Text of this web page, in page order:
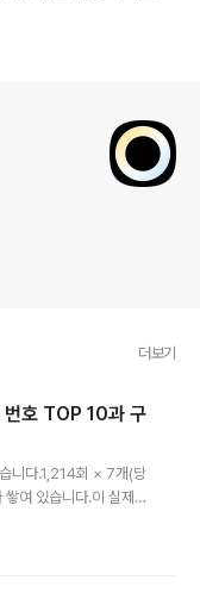
더보기
번호 TOP 10과 구
니다.1,214회 × 7개(당
여 있습니다.이 실제
보너스 번호를 포함한